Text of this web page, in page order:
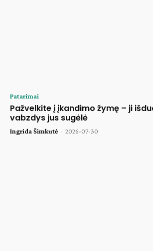
Patarimai
Pažvelkite į įkandimo žymę – ji
vabzdys jus sugėlė
Ingrida Šimkutė - 2026-07-30